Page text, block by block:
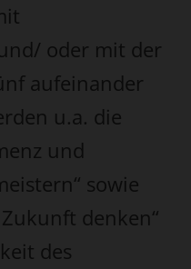
oder mit der
aufeinander
u.a. die
und
sowie
denken“
des